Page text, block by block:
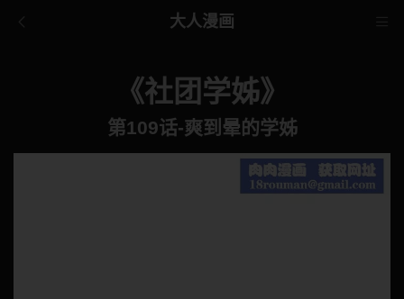
大人漫画
《社团学姊》
第109话-爽到晕的学姊